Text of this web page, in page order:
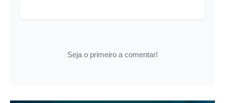
Seja o primeiro a comentar!